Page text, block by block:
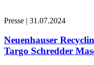
Presse | 31.07.2024
Neuenhauser
Targo Schredder